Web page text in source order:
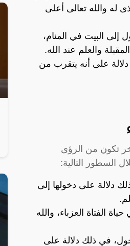
له والله تعالى أعلى
إلى البيت في المنام،
والعلم عند الله.
على أنه يتقرب من
تكون من الرؤى
السطور التالية:
دلالة على دخولها إلى
الفتاة العزباء، والله
في ذلك دلالة على